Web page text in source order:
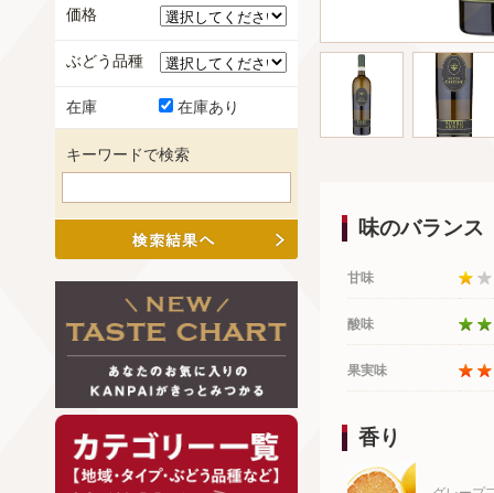
味のバランス
甘味
酸味
果実味
香り
価格
ぶどう品種
在庫 在庫あり
キーワードで検索